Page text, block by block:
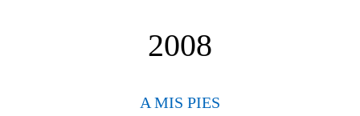
2008
A MIS PIES